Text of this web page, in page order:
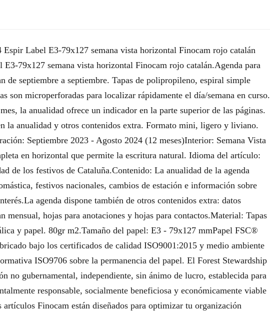
Label E3-79x127 semana vista horizontal Finocam rojo catalán
79x127 semana vista horizontal Finocam rojo catalán.Agenda para
de septiembre a septiembre. Tapas de polipropileno, espiral simple
son microperforadas para localizar rápidamente el día/semana en curso.
la anualidad ofrece un indicador en la parte superior de las páginas.
la anualidad y otros contenidos extra. Formato mini, ligero y liviano.
Septiembre 2023 - Agosto 2024 (12 meses)Interior: Semana Vista
en horizontal que permite la escritura natural. Idioma del artículo:
de los festivos de Cataluña.Contenido: La anualidad de la agenda
festivos nacionales, cambios de estación e información sobre
agenda dispone también de otros contenidos extra: datos
mensual, hojas para anotaciones y hojas para contactos.Material: Tapas
y papel. 80gr m2.Tamaño del papel: E3 - 79x127 mmPapel FSC®
bajo los certificados de calidad ISO9001:2015 y medio ambiente
ISO9706 sobre la permanencia del papel. El Forest Stewardship
no gubernamental, independiente, sin ánimo de lucro, establecida para
responsable, socialmente beneficiosa y económicamente viable
Finocam están diseñados para optimizar tu organización